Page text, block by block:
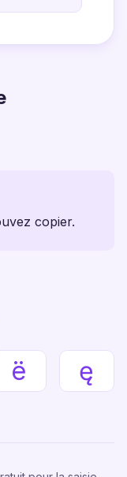
copier.
ë ę